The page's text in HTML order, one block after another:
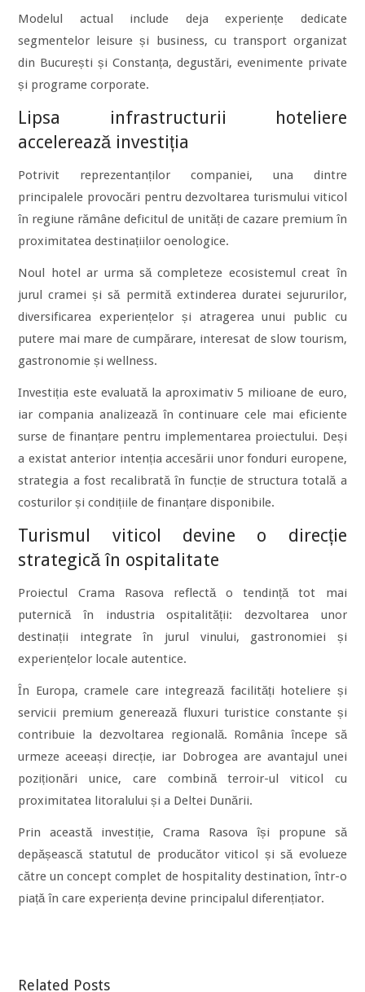
Modelul actual include deja experiențe dedicate
segmentelor leisure și business, cu transport organizat
din București și Constanța, degustări, evenimente private
și programe corporate.
Lipsa infrastructurii hoteliere
accelerează investiția
Potrivit reprezentanților companiei, una dintre
principalele provocări pentru dezvoltarea turismului viticol
în regiune rămâne deficitul de unități de cazare premium în
proximitatea destinațiilor oenologice.
Noul hotel ar urma să completeze ecosistemul creat în
jurul cramei și să permită extinderea duratei sejururilor,
diversificarea experiențelor și atragerea unui public cu
putere mai mare de cumpărare, interesat de slow tourism,
gastronomie și wellness.
Investiția este evaluată la aproximativ 5 milioane de euro,
iar compania analizează în continuare cele mai eficiente
surse de finanțare pentru implementarea proiectului. Deși
a existat anterior intenția accesării unor fonduri europene,
strategia a fost recalibrată în funcție de structura totală a
costurilor și condițiile de finanțare disponibile.
Turismul viticol devine o direcție
strategică în ospitalitate
Proiectul Crama Rasova reflectă o tendință tot mai
puternică în industria ospitalității: dezvoltarea unor
destinații integrate în jurul vinului, gastronomiei și
experiențelor locale autentice.
În Europa, cramele care integrează facilități hoteliere și
servicii premium generează fluxuri turistice constante și
contribuie la dezvoltarea regională. România începe să
urmeze aceeași direcție, iar Dobrogea are avantajul unei
poziționări unice, care combină terroir-ul viticol cu
proximitatea litoralului și a Deltei Dunării.
Prin această investiție, Crama Rasova își propune să
depășească statutul de producător viticol și să evolueze
către un concept complet de hospitality destination, într-o
piață în care experiența devine principalul diferențiator.
Related Posts